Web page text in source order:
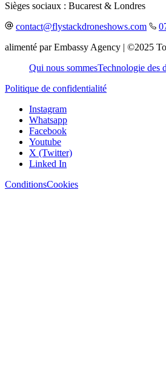
Sièges sociaux : Bucarest & Londres
contact@flystackdroneshows.com
alimenté parEmbassy Agency | ©️2025
Qui nous sommesTechnologie des
Politique de confidentialité
Instagram
Whatsapp
Facebook
Youtube
X (Twitter)
Linked In
ConditionsCookies